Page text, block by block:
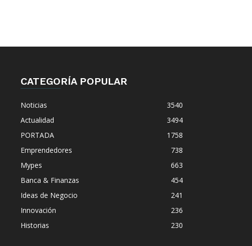
CATEGORÍA POPULAR
Noticias
3540
Actualidad
3494
PORTADA
1758
Emprendedores
738
Mypes
663
Banca & Finanzas
454
Ideas de Negocio
241
Innovación
236
Historias
230